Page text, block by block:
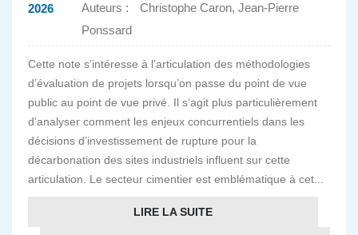
2026 Auteurs :
Christophe Caron, Jean-Pierre
Ponssard
Cette note s’intéresse à l’articulation des méthodologies
d’évaluation de projets lorsqu’on passe du point de vue
public au point de vue privé. Il s’agit plus particulièrement
d’analyser comment les enjeux concurrentiels dans les
décisions d’investissement de rupture pour la
décarbonation des sites industriels influent sur cette
articulation. Le secteur cimentier est emblématique à cet...
LIRE LA SUITE